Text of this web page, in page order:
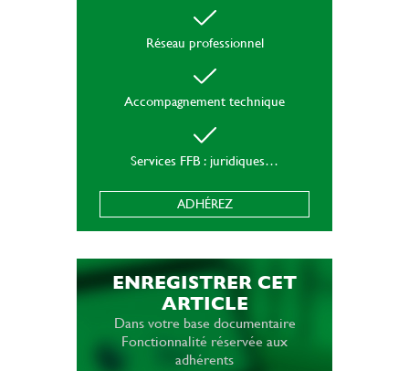
Réseau professionnel
Accompagnement technique
Services FFB : juridiques…
ADHÉREZ
ENREGISTRER CET
ARTICLE
Dans votre base documentaire
Fonctionnalité réservée aux
adhérents